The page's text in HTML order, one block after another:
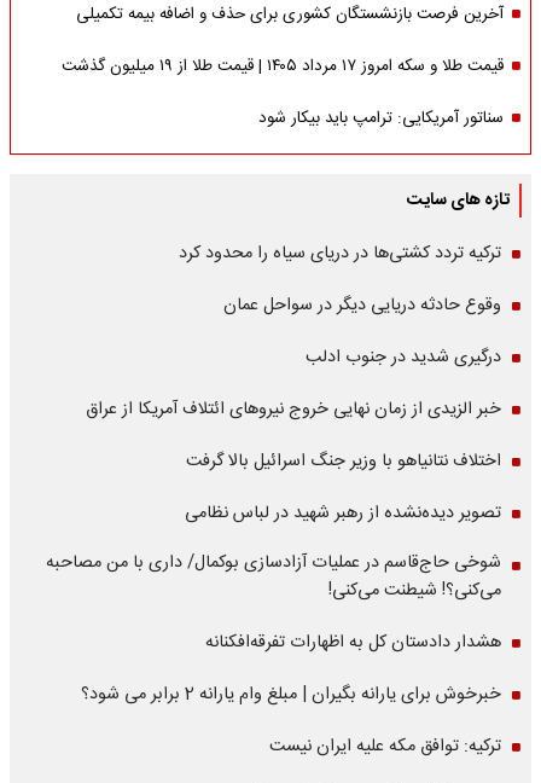
آخرین فرصت بازنشستگان کشوری برای حذف و اضافه بیمه تکمیلی
قیمت طلا و سکه امروز ۱۷ مرداد ۱۴۰۵ | قیمت طلا از ۱۹ میلیون گذشت
سناتور آمریکایی: ترامپ باید بیکار شود
تازه های سایت
ترکیه تردد کشتی‌ها در دریای سیاه را محدود کرد
وقوع حادثه دریایی دیگر در سواحل عمان
درگیری شدید در جنوب ادلب
خبر الزیدی از زمان نهایی خروج نیروهای ائتلاف آمریکا از عراق
اختلاف نتانیاهو با وزیر جنگ اسرائیل بالا گرفت
تصویر دیده‌نشده از رهبر شهید در لباس نظامی
شوخی حاج‌قاسم در عملیات آزادسازی بوکمال/ داری با من مصاحبه‌
می‌کنی؟! شیطنت می‌کنی!
هشدار دادستان کل به اظهارات تفرقه‌افکنانه
خبرخوش برای یارانه بگیران | مبلغ وام یارانه 2 برابر می شود؟
ترکیه: توافق مکه علیه ایران نیست